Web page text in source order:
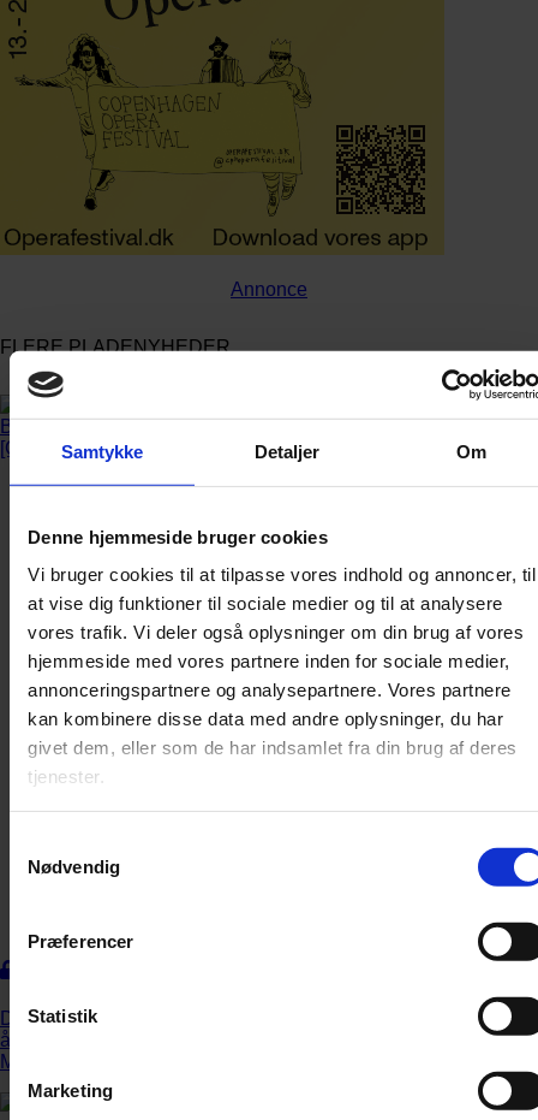
Samtykke Detaljer Om
Denne hjemmeside bruger cookies
Vi bruger cookies til at tilpasse vores indhold og annoncer, til
at vise dig funktioner til sociale medier og til at analysere
vores trafik. Vi deler også oplysninger om din brug af vores
hjemmeside med vores partnere inden for sociale medier,
annonceringspartnere og analysepartnere. Vores partnere
kan kombinere disse data med andre oplysninger, du har
givet dem, eller som de har indsamlet fra din brug af deres
tjenester.
Nødvendig
Præferencer
Statistik
Marketing
Annonce
FLERE PLADENYHEDER
Den canadiske pianist Jan Lisiecki debuterede for mere end et
årti siden på Deutsche Grammophon med to klaverkoncerter af
Mozart.